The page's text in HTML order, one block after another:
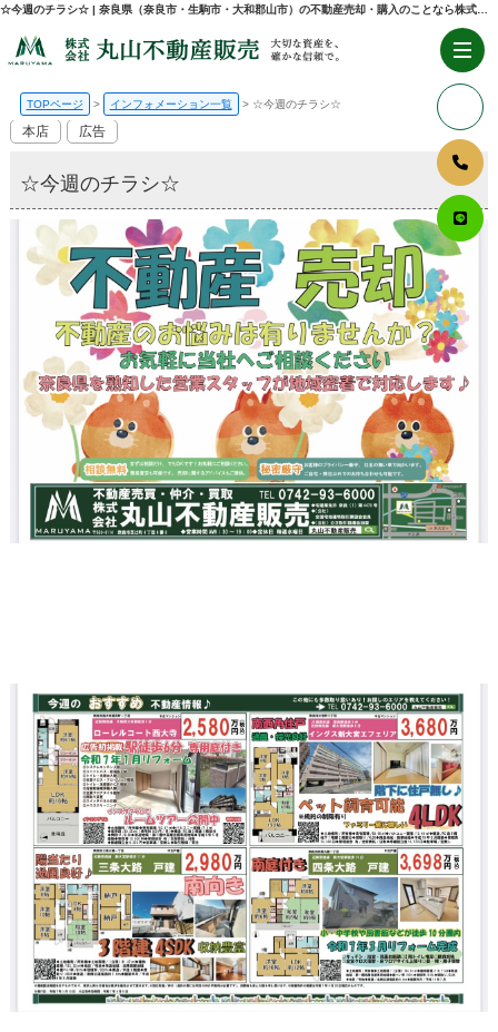
TOPページ インフォメーション一覧 ☆今週のチラシ☆
本店 広告
☆今週のチラシ☆